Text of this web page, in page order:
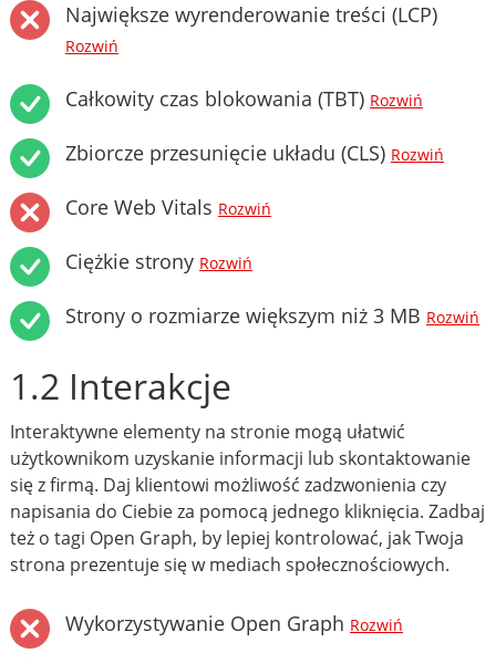
Największe wyrenderowanie treści (LCP)
Rozwiń
Całkowity czas blokowania (TBT) Rozwiń
Zbiorcze przesunięcie układu (CLS) Rozwiń
Core Web Vitals Rozwiń
Ciężkie strony Rozwiń
Strony o rozmiarze większym niż 3 MB Rozwiń
1.2 Interakcje
Interaktywne elementy na stronie mogą ułatwić
użytkownikom uzyskanie informacji lub skontaktowanie
się z firmą. Daj klientowi możliwość zadzwonienia czy
napisania do Ciebie za pomocą jednego kliknięcia. Zadbaj
też o tagi Open Graph, by lepiej kontrolować, jak Twoja
strona prezentuje się w mediach społecznościowych.
Wykorzystywanie Open Graph Rozwiń